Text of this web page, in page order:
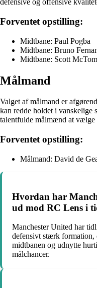
defensive og offensive
Forventet opstilling:
Midtbane: Paul Pogba
Midtbane: Bruno
Midtbane: Scott
Målmand
Valget af målmand er
kan redde holdet i vanskelige
talentfulde målmænd at vælge
Forventet opstilling:
Målmand: David de
Hvordan har
ud mod RC Lens i
Manchester United har
defensivt stærk formation,
midtbanen og udnytte
målchancer.